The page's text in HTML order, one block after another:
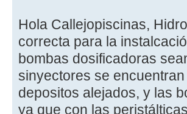
Hola Callejopiscinas,
correcta para la
bombas dosificadoras
sinyectores se
depositos alejados, y las
ya que con las